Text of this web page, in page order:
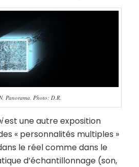
Panorama. Photo: D.R.
est une autre exposition
« personnalités multiples »
le réel comme dans le
d’échantillonnage (son,